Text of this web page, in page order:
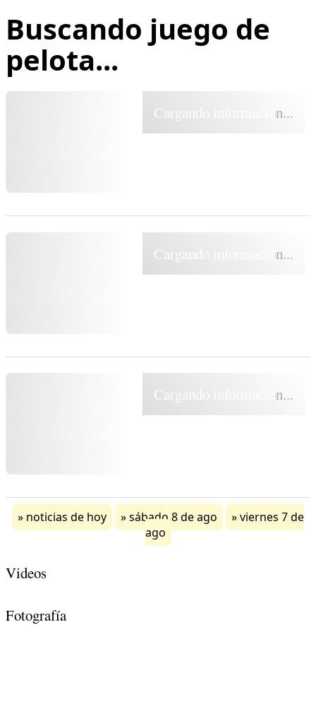
Buscando juego de
pelota...
Cargando información...
Cargando información...
Cargando información...
noticias de hoy sábado 8 de ago
viernes 7 de
ago
Videos
Fotografía